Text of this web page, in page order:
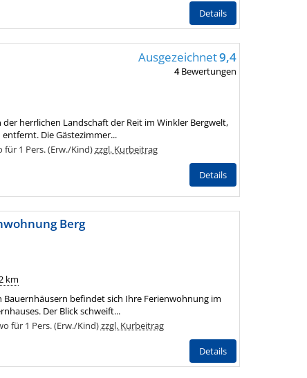
Details
Ausgezeichnet9,4
4Bewertungen
herrlichen Landschaft der Reit im Winkler Bergwelt,
Die Gästezimmer...
für 1 Pers. (Erw./Kind)zzgl. Kurbeitrag
Details
Berg
km
Bauernhäusern befindet sich Ihre Ferienwohnung im
Der Blick schweift...
für 1 Pers. (Erw./Kind)zzgl. Kurbeitrag
Details